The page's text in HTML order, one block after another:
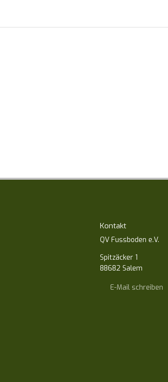
Kontakt
QV Fussboden e.V.
Spitzäcker 1
88682 Salem
E-Mail schreiben